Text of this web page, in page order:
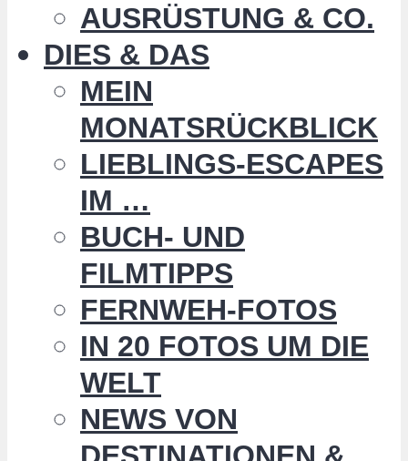
AUSRÜSTUNG & CO.
DIES & DAS
MEIN
MONATSRÜCKBLICK
LIEBLINGS-ESCAPES
IM …
BUCH- UND
FILMTIPPS
FERNWEH-FOTOS
IN 20 FOTOS UM DIE
WELT
NEWS VON